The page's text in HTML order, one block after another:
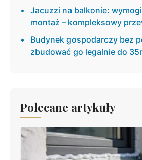
Jacuzzi na balkonie:
montaż – kompleksowy
Budynek gospodarczy bez
zbudować go legalnie do
Polecane artykuły